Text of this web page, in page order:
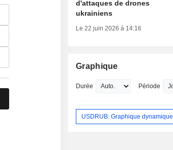
d'attaques de drones
ukrainiens
Le 22 juin 2026 à 14:16
Graphique
Durée Période
USDRUB: Graphique dynamique